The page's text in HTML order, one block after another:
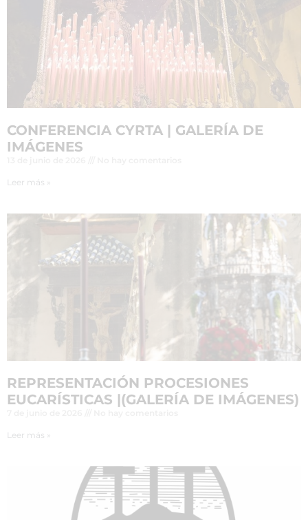
CONFERENCIA CYRTA | GALERÍA DE
IMÁGENES
Leer más »
REPRESENTACIÓN PROCESIONES
EUCARÍSTICAS |(GALERÍA DE IMÁGENES)
Leer más »